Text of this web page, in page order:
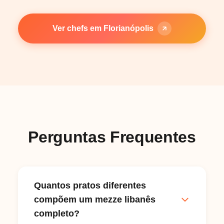
Ver chefs em Florianópolis
Perguntas Frequentes
Quantos pratos diferentes
compõem um mezze libanês
completo?